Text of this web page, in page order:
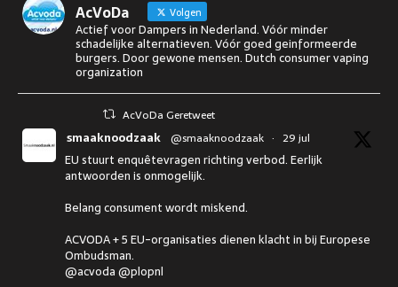
AcVoDa Volgen
Actief voor Dampers in Nederland. Vóór minder
schadelijke alternatieven. Vóór goed geinformeerde
burgers. Door gewone mensen. Dutch consumer vaping
organization
AcVoDa Geretweet
smaaknoodzaak @smaaknoodzaak · 29 jul
EU stuurt enquêtevragen richting verbod. Eerlijk
antwoorden is onmogelijk.
Belang consument wordt miskend.
ACVODA + 5 EU-organisaties dienen klacht in bij Europese
Ombudsman.
@acvoda @plopnl